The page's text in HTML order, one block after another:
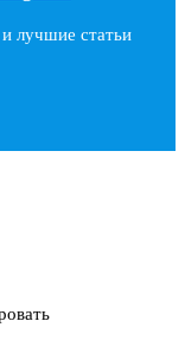
лучшие статьи